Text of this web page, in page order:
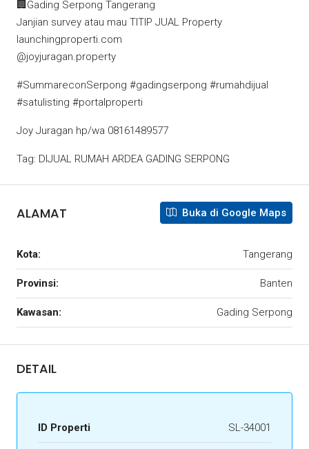
🏢Gading Serpong Tangerang
Janjian survey atau mau TITIP JUAL Property
launchingproperti.com
@joyjuragan.property
#SummareconSerpong #gadingserpong #rumahdijual
#satulisting #portalproperti
Joy Juragan hp/wa 08161489577
Tag: DIJUAL RUMAH ARDEA GADING SERPONG
ALAMAT Buka di Google Maps
Kota: Tangerang
Provinsi: Banten
Kawasan: Gading Serpong
DETAIL
ID Properti SL-34001